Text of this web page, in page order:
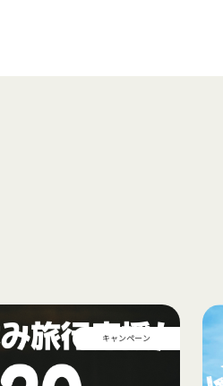
キャンペーン